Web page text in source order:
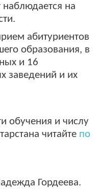
на
абитуриентов
образования, в
и 16
заведений и их
обучения и числу
читайте по
Гордеева.